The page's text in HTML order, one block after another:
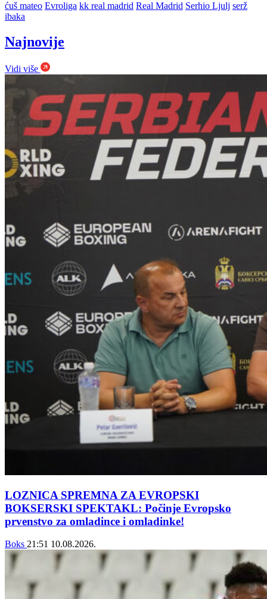
ćuš mateo Evroliga kk real madrid Real Madrid Serhio Ljulj serž
ibaka
Najnovije
Vidi više
LOZNICA SPREMNA ZA EVROPSKI
BOKSERSKI SPEKTAKL: Počinje Evropsko
prvenstvo za omladince i omladinke!
Boks 21:51 10.08.2026.